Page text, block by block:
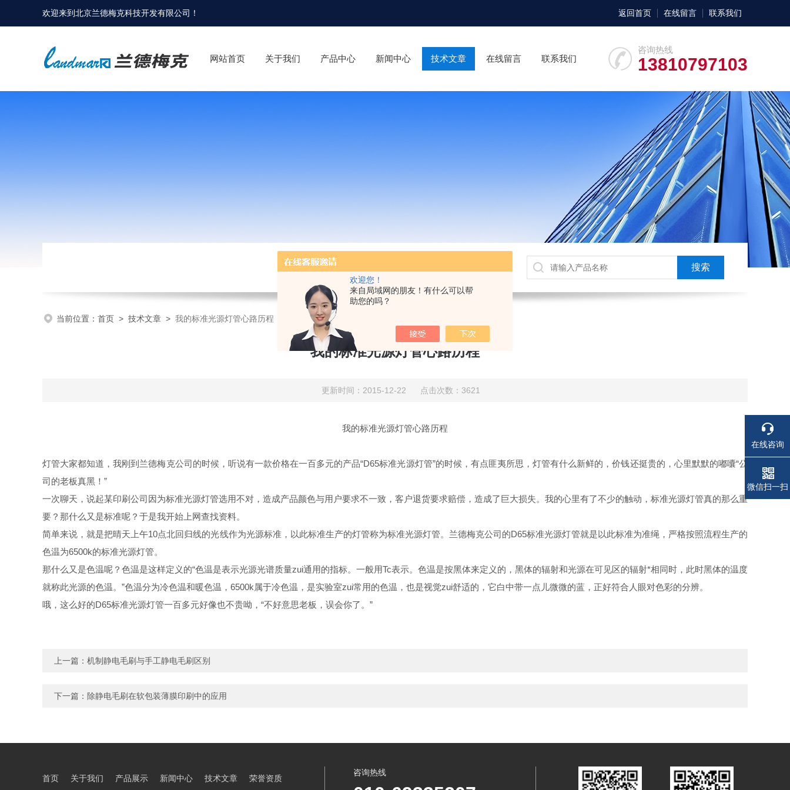
欢迎您！
来自局域网的朋友！有什么可以帮
助您的吗？
欢迎来到北京兰德梅克科技开发有限公司 ！ 返回首页 在线留言 联系我们
咨询热线
13810797103
网站首页 关于我们 产品中心 新闻中心 技术文章 在线留言 联系我们
当前位置： 首页 > 技术文章 > 我的标准光源灯管心路历程
我的标准光源灯管心路历程
更新时间：2015-12-22 点击次数：3621
我的标准光源灯管心路历程
灯管大家都知道，我刚到兰德梅克公司的时候，听说有一款价格在一百多元的产品“D65标准光源灯管”的时候，有点匪夷所思，灯管有什么新鲜的，价钱还挺贵的，心里默默的嘟囔“公
司的老板真黑！”
一次聊天，说起某印刷公司因为标准光源灯管选用不对，造成产品颜色与用户要求不一致，客户退货要求赔偿，造成了巨大损失。我的心里有了不少的触动，标准光源灯管真的那么重
要？那什么又是标准呢？于是我开始上网查找资料。
简单来说，就是把晴天上午10点北回归线的光线作为光源标准，以此标准生产的灯管称为标准光源灯管。兰德梅克公司的D65标准光源灯管就是以此标准为准绳，严格按照流程生产的
色温为6500k的标准光源灯管。
那什么又是色温呢？色温是这样定义的“色温是表示光源光谱质量zui通用的指标。一般用Tc表示。色温是按黑体来定义的，黑体的辐射和光源在可见区的辐射*相同时，此时黑体的温度
就称此光源的色温。”色温分为冷色温和暖色温，6500k属于冷色温，是实验室zui常用的色温，也是视觉zui舒适的，它白中带一点儿微微的蓝，正好符合人眼对色彩的分辨。
哦，这么好的D65标准光源灯管一百多元好像也不贵呦，“不好意思老板，误会你了。”
上一篇： 机制静电毛刷与手工静电毛刷区别
下一篇： 除静电毛刷在软包装薄膜印刷中的应用
首页 关于我们 产品展示 新闻中心 技术文章 荣誉资质
咨询热线
在线咨询
电话
电话
微信扫一扫